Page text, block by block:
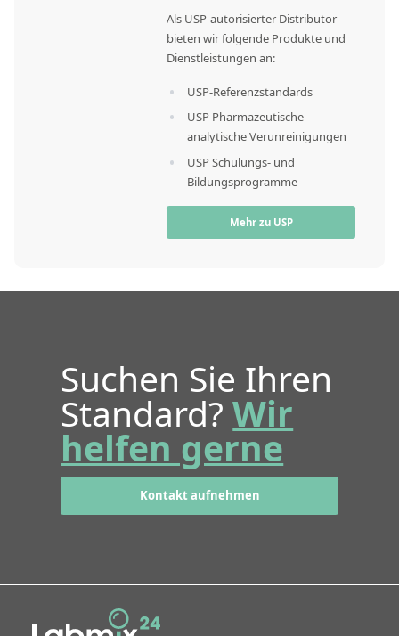
Als USP-autorisierter Distributor
bieten wir folgende Produkte und
Dienstleistungen an:
USP-Referenzstandards
USP Pharmazeutische
analytische Verunreinigungen
USP Schulungs- und
Bildungsprogramme
Mehr zu USP
Suchen Sie Ihren
Standard?Wir
helfen gerne
Kontakt aufnehmen